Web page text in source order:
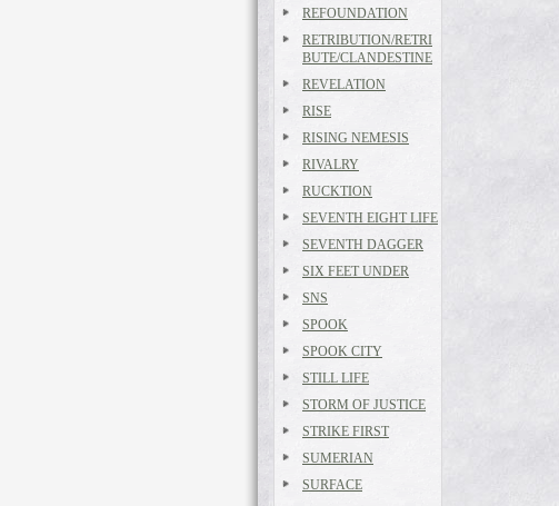
REFOUNDATION
RETRIBUTION/RETRI
BUTE/CLANDESTINE
REVELATION
RISE
RISING NEMESIS
RIVALRY
RUCKTION
SEVENTH EIGHT LIFE
SEVENTH DAGGER
SIX FEET UNDER
SNS
SPOOK
SPOOK CITY
STILL LIFE
STORM OF JUSTICE
STRIKE FIRST
SUMERIAN
SURFACE